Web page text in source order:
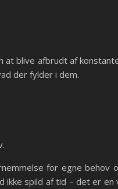
at blive afbrudt af
der fylder i dem.
for egne behov
spild af tid – det er en